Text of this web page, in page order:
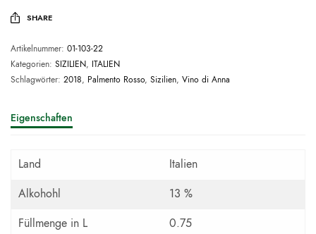
SHARE
Artikelnummer: 01-103-22
Kategorien: SIZILIEN, ITALIEN
Schlagwörter: 2018, Palmento Rosso, Sizilien, Vino di Anna
Eigenschaften
Land
Italien
Alkohohl
13 %
Füllmenge in L
0.75